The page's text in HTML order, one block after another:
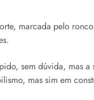
marcada pelo
sem dúvida, mas a
mas sim em